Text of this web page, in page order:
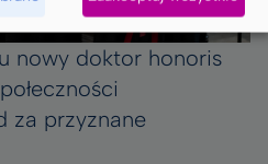
nowy doktor honoris
za przyznane